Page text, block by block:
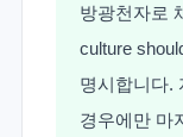
방광천자로
culture
명시합니다.
경우에만 마